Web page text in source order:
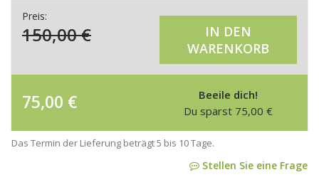
Preis:
150,00€
IN DEN
WARENKORB
75,00 €
Beeile dich!
Du sparst 75,00 €
Das Termin der Lieferung beträgt 5 bis 10 Tage.
Stellen Sie eine Frage